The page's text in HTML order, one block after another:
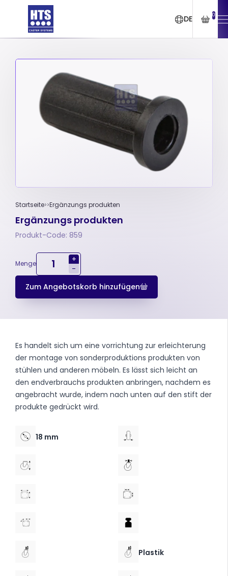
DE 0
Startseite Ergänzungs produkten
Ergänzungs produkten
Produkt-Code: 859
Menge
+
-
Zum Angebotskorb hinzufügen
Es handelt sich um eine vorrichtung zur erleichterung
der montage von sonderproduktions produkten von
stühlen und anderen möbeln. Es lässt sich leicht an
den endverbrauchs produkten anbringen, nachdem es
angebracht wurde, indem nach unten auf den stift der
produkte gedrückt wird.
18 mm
Plastik